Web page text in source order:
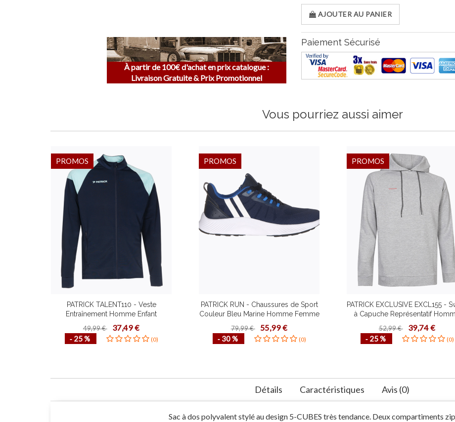
AJOUTER AU PANIER
À partir de 100€ d'achat en prix catalogue :
Livraison Gratuite & Prix Promotionnel
Paiement Sécurisé
Vous pourriez aussi aimer
PATRICK TALENT110 - Veste
Entraînement Homme Enfant
Confortable Mode de Vie
Fonctionnel Plusieurs Couleurs
Tailles Design Contemporain
49,99 € 37,49 €
‐ 25 % (0)
PROMOS
PATRICK RUN - Chaussures de Sport
Couleur Bleu Marine Homme Femme
Haute Qualité Plusieurs Pointures
Idéal Course à Pied
79,99 € 55,99 €
‐ 30 % (0)
PROMOS
PATRICK EXCLUSIVE EXCL155 -
à Capuche Représentatif
Enfant Pull Design
Plusieurs Couleurs Tailles
Confortable
52,99 € 39,74 €
‐ 25 % (0)
PROMOS
Détails Caractéristiques Avis (0)
Sac à dos polyvalent stylé au design 5-CUBES très tendance. Deux compartiments